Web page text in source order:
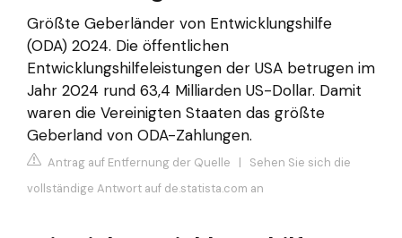
Größte Geberländer von Entwicklungshilfe
(ODA) 2024. Die öffentlichen
Entwicklungshilfeleistungen der USA betrugen im
Jahr 2024 rund 63,4 Milliarden US-Dollar. Damit
waren die Vereinigten Staaten das größte
Geberland von ODA-Zahlungen.
Antrag auf Entfernung der Quelle | Sehen Sie sich die
vollständige Antwort auf de.statista.com an